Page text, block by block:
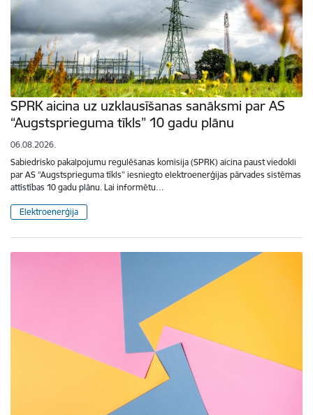
SPRK aicina uz uzklausīšanas sanāksmi par AS
“Augstsprieguma tīkls” 10 gadu plānu
06.08.2026.
Sabiedrisko pakalpojumu regulēšanas komisija (SPRK) aicina paust viedokli
par AS “Augstsprieguma tīkls” iesniegto elektroenerģijas pārvades sistēmas
attīstības 10 gadu plānu. Lai informētu…
Elektroenerģija